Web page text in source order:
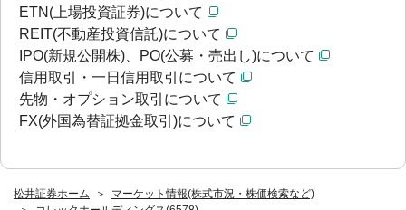
松井証券ホーム
マーケット情報(株式市況・株価検索など)
ETN(上場投資証券)について
REIT(不動産投資信託)について
IPO(新規公開株)、PO(公募・売出し)について
信用取引・一日信用取引について
先物・オプション取引について
FX(外国為替証拠金取引)について